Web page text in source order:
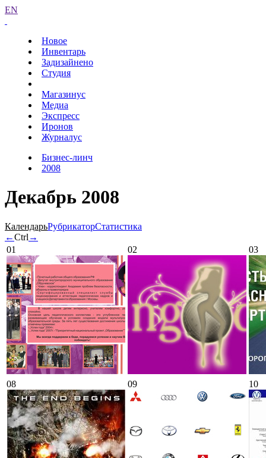
EN
Новое
Инвентарь
Задизайнено
Студия
Магазинус
Медиа
Экспресс
Иронов
Журналус
Бизнес-линч
2008
Декабрь 2008
КалендарьРубрикаторСтатистика
←Ctrl →
01
02 03
08 09 10